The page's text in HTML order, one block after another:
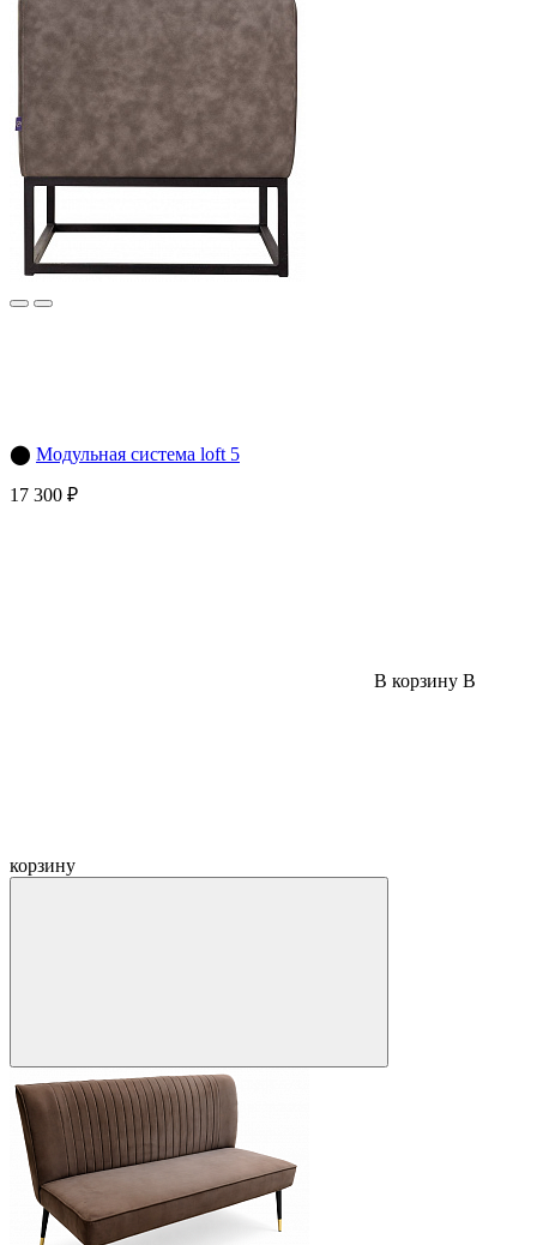
⬤ Модульная система loft 5
17 300 ₽
В корзину В
корзину